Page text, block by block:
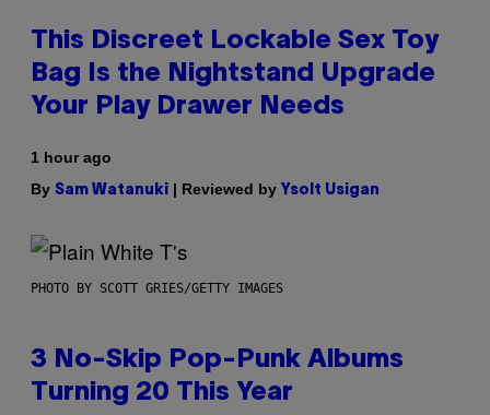
This Discreet Lockable Sex Toy
Bag Is the Nightstand Upgrade
Your Play Drawer Needs
1 hour ago
By Sam Watanuki | Reviewed by Ysolt Usigan
PHOTO BY SCOTT GRIES/GETTY IMAGES
3 No-Skip Pop-Punk Albums
Turning 20 This Year